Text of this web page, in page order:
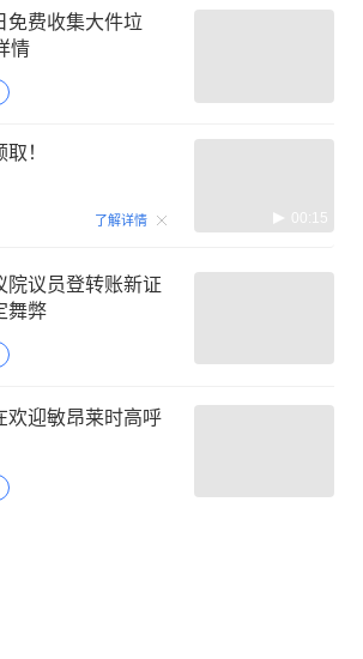
免费收集大件垃
情
！
了解详情 00:15
院议员登转账新证
舞弊
欢迎敏昂莱时高呼